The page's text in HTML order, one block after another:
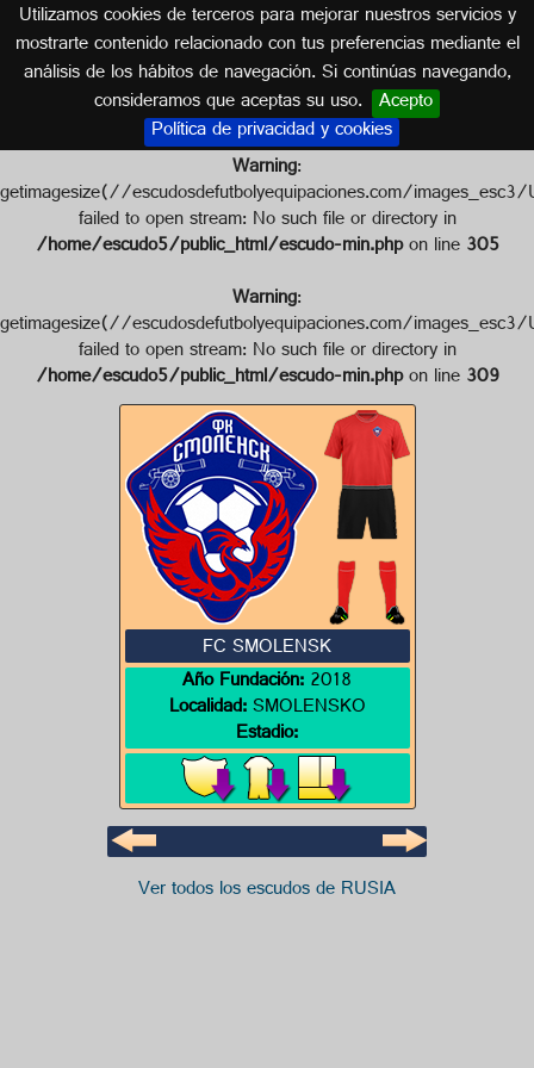
Utilizamos cookies de terceros para mejorar nuestros servicios y
mostrarte contenido relacionado con tus preferencias mediante el
análisis de los hábitos de navegación. Si continúas navegando,
consideramos que aceptas su uso. Acepto
Política de privacidad y cookies
Escudo de FC SMOLENSK
RUSIA
Warning:
getimagesize(//escudosdefutbolyequipaciones.com/
failed to open stream: No such file or directory in
/home/escudo5/public_html/escudo-min.phpon line305
Warning:
getimagesize(//escudosdefutbolyequipaciones.com/
failed to open stream: No such file or directory in
/home/escudo5/public_html/escudo-min.phpon line309
FC SMOLENSK
Año Fundación:2018
Localidad:SMOLENSKO
Estadio:
Ver todos los escudos de RUSIA